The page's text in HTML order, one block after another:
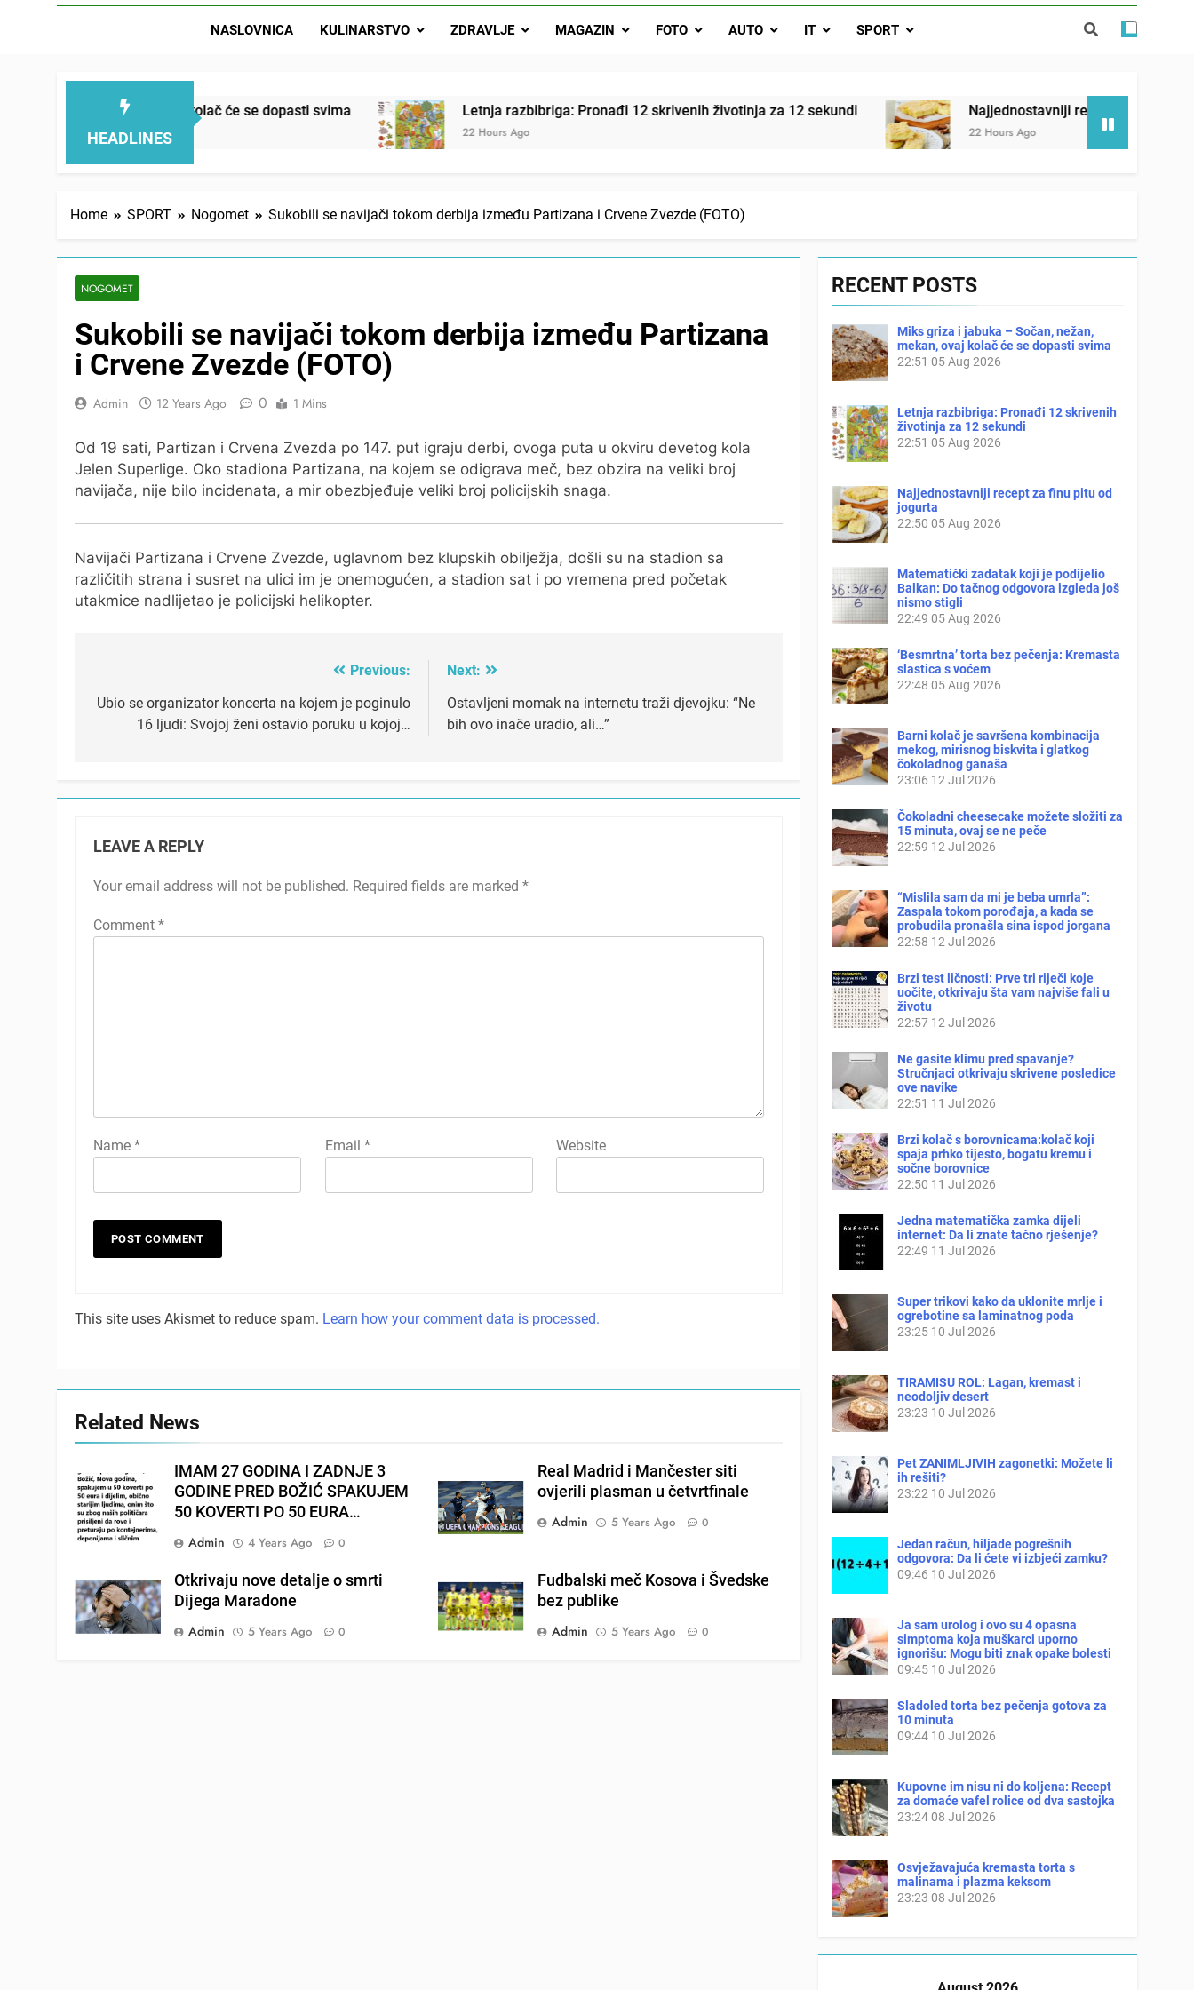
Letnja razbibriga: Pronađi 12 skrivenih životinja za 12 sekundi
Matematički zadatak koji je podijelio Balkan: Do tačnog odgovora izgleda još nismo stigli
NASLOVNICA KULINARSTVO ZDRAVLJE MAGAZIN FOTO AUTO IT SPORT
HEADLINES
mekan, ovaj kolač će se dopasti svima Letnja razbibriga: Pronađi 12 skrivenih životinja za 12 sekundi
22 Hours Ago
Najjednostavniji recept za finu pitu od jogurta
22 Hours Ago
Home SPORT Nogomet Sukobili se navijači tokom derbija između Partizana i Crvene Zvezde (FOTO)
NOGOMET
Sukobili se navijači tokom derbija između Partizana
i Crvene Zvezde (FOTO)
Admin 12 Years Ago 0 1 Mins
Od 19 sati, Partizan i Crvena Zvezda po 147. put igraju derbi, ovoga puta u okviru devetog kola
Jelen Superlige. Oko stadiona Partizana, na kojem se odigrava meč, bez obzira na veliki broj
navijača, nije bilo incidenata, a mir obezbjeđuje veliki broj policijskih snaga.
Navijači Partizana i Crvene Zvezde, uglavnom bez klupskih obilježja, došli su na stadion sa
različitih strana i susret na ulici im je onemogućen, a stadion sat i po vremena pred početak
utakmice nadlijetao je policijski helikopter.
navigation
Previous:
Ubio se organizator koncerta na kojem je poginulo
16 ljudi: Svojoj ženi ostavio poruku u kojoj…
Next:
Ostavljeni momak na internetu traži djevojku: “Ne
bih ovo inače uradio, ali…”
LEAVE A REPLY
Your email address will not be published. Required fields are marked *
Comment *
Name * Email * Website
This site uses Akismet to reduce spam. Learn how your comment data is processed.
Related News
IMAM 27 GODINA I ZADNJE 3
GODINE PRED BOŽIĆ SPAKUJEM
50 KOVERTI PO 50 EURA…
Admin
4 Years Ago 0
Real Madrid i Mančester siti
ovjerili plasman u četvrtfinale
Admin
5 Years Ago 0
Otkrivaju nove detalje o smrti
Dijega Maradone
Admin
5 Years Ago 0
Fudbalski meč Kosova i Švedske
bez publike
Admin
5 Years Ago 0
RECENT POSTS
Miks griza i jabuka – Sočan, nežan,
mekan, ovaj kolač će se dopasti svima
22:51 05 Aug 2026
Letnja razbibriga: Pronađi 12 skrivenih
životinja za 12 sekundi
22:51 05 Aug 2026
Najjednostavniji recept za finu pitu od
jogurta
22:50 05 Aug 2026
Matematički zadatak koji je podijelio
Balkan: Do tačnog odgovora izgleda još
nismo stigli
22:49 05 Aug 2026
‘Besmrtna’ torta bez pečenja: Kremasta
slastica s voćem
22:48 05 Aug 2026
Barni kolač je savršena kombinacija
mekog, mirisnog biskvita i glatkog
čokoladnog ganaša
23:06 12 Jul 2026
Čokoladni cheesecake možete složiti za
15 minuta, ovaj se ne peče
22:59 12 Jul 2026
“Mislila sam da mi je beba umrla”:
Zaspala tokom porođaja, a kada se
probudila pronašla sina ispod jorgana
22:58 12 Jul 2026
Brzi test ličnosti: Prve tri riječi koje
uočite, otkrivaju šta vam najviše fali u
životu
22:57 12 Jul 2026
Ne gasite klimu pred spavanje?
Stručnjaci otkrivaju skrivene posledice
ove navike
22:51 11 Jul 2026
Brzi kolač s borovnicama:kolač koji
spaja prhko tijesto, bogatu kremu i
sočne borovnice
22:50 11 Jul 2026
Jedna matematička zamka dijeli
internet: Da li znate tačno rješenje?
22:49 11 Jul 2026
Super trikovi kako da uklonite mrlje i
ogrebotine sa laminatnog poda
23:25 10 Jul 2026
TIRAMISU ROL: Lagan, kremast i
neodoljiv desert
23:23 10 Jul 2026
Pet ZANIMLJIVIH zagonetki: Možete li
ih rešiti?
23:22 10 Jul 2026
Jedan račun, hiljade pogrešnih
odgovora: Da li ćete vi izbjeći zamku?
09:46 10 Jul 2026
Ja sam urolog i ovo su 4 opasna
simptoma koja muškarci uporno
ignorišu: Mogu biti znak opake bolesti
09:45 10 Jul 2026
Sladoled torta bez pečenja gotova za
10 minuta
09:44 10 Jul 2026
Kupovne im nisu ni do koljena: Recept
za domaće vafel rolice od dva sastojka
23:24 08 Jul 2026
Osvježavajuća kremasta torta s
malinama i plazma keksom
23:23 08 Jul 2026